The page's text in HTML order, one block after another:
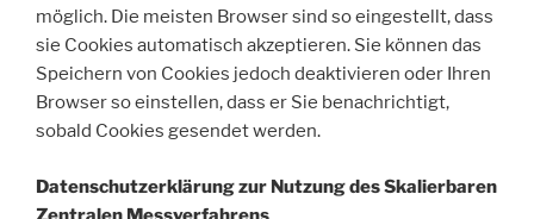
möglich. Die meisten Browser sind so eingestellt, dass
sie Cookies automatisch akzeptieren. Sie können das
Speichern von Cookies jedoch deaktivieren oder Ihren
Browser so einstellen, dass er Sie benachrichtigt,
sobald Cookies gesendet werden.
Datenschutzerklärung zur Nutzung des Skalierbaren